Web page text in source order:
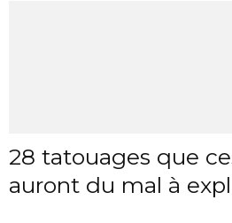
28 tatouages que
auront du mal à